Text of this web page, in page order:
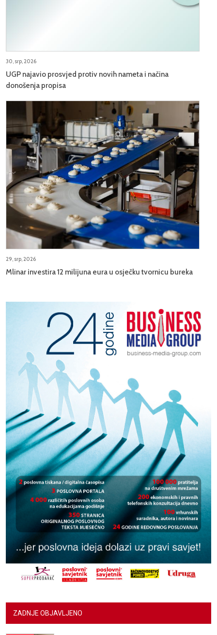
30, srp, 2026
UGP najavio prosvjed protiv novih nameta i načina
donošenja propisa
29, srp, 2026
Mlinar investira 12 milijuna eura u osječku tvornicu bureka
ZADNJE OBJAVLJENO